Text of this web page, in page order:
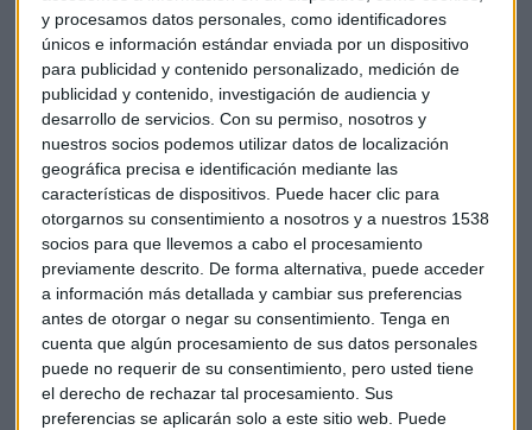
y procesamos datos personales, como identificadores
únicos e información estándar enviada por un dispositivo
para publicidad y contenido personalizado, medición de
publicidad y contenido, investigación de audiencia y
desarrollo de servicios. Con su permiso, nosotros y
nuestros socios podemos utilizar datos de localización
geográfica precisa e identificación mediante las
características de dispositivos. Puede hacer clic para
otorgarnos su consentimiento a nosotros y a nuestros 1538
socios para que llevemos a cabo el procesamiento
previamente descrito. De forma alternativa, puede acceder
a información más detallada y cambiar sus preferencias
antes de otorgar o negar su consentimiento. Tenga en
cuenta que algún procesamiento de sus datos personales
puede no requerir de su consentimiento, pero usted tiene
el derecho de rechazar tal procesamiento. Sus
preferencias se aplicarán solo a este sitio web. Puede
Una serie de encuestas muestran quelos millennials
tienden a ser el grupo demográfico más amigable con
las criptomonedas.Este es uno de los motivos que explica
el próximo giro de eBay hacia las criptomonedas.
La popular plataforma de comercio electrónico hasta ahora
ha evitado abrazar completamente las criptomonedas
pesar de comenzar a incursionar en tokens no
fungibles en mayo pasado, pero finalmente está
acercándose al mundo crypto.
Lo sopesa desde 2.013
La compañía pionera de Internet, que se fundó en
septiembre de 1995,jugó por primera vez con la idea de
aceptar Bitcoin en 2013, cuando la primera criptomoneda